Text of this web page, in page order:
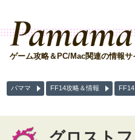
Pamama
ゲーム攻略＆PC/Mac関連の情報
パママ FF14攻略＆情報